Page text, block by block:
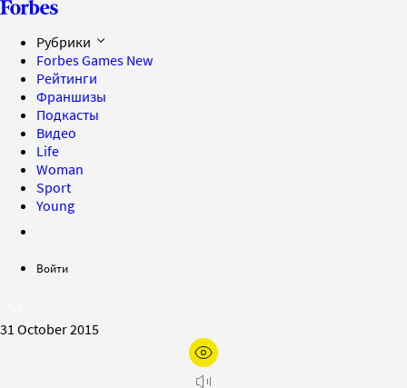
Рубрики
Forbes Games New
Рейтинги
Франшизы
Подкасты
Видео
Life
Woman
Sport
Young
Войти
31 October 2015